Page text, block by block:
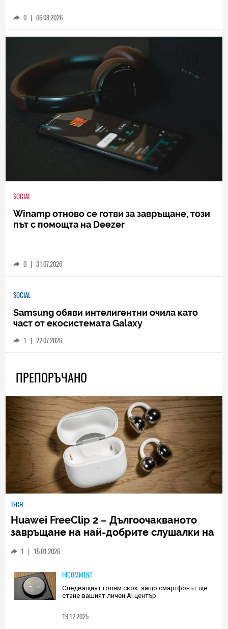
0 | 06.08.2026
SOCIAL
Winamp отново се готви за завръщане, този
път с помощта на Deezer
0 | 31.07.2026
SOCIAL
Samsung обяви интелигентни очила като
част от екосистемата Galaxy
1 | 22.07.2026
ПРЕПОРЪЧАНО
TECH
Huawei FreeClip 2 – Дългоочакваното
завръщане на най-добрите слушалки на
1 | 15.01.2026
HICOMMENT
Следващият голям скок: защо смартфонът ще
стане вашият личен AI център
19.12.2025